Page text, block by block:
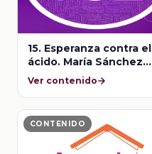
15. Esperanza contra el
ácido. María Sánchez.
Todas tenemos voz
Ver contenido
CONTENIDO